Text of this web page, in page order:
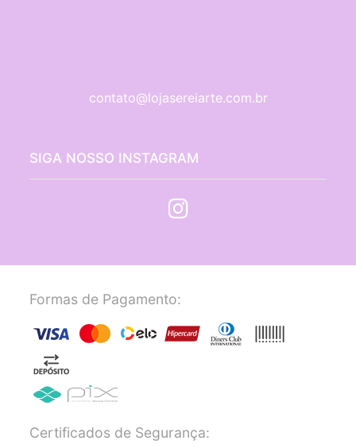
contato@lojasereiarte.com.br
SIGA NOSSO INSTAGRAM
Formas de Pagamento:
Certificados de Segurança: